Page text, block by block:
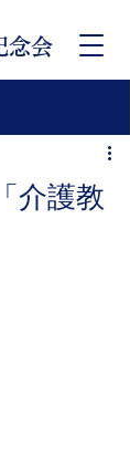
念会
介護教